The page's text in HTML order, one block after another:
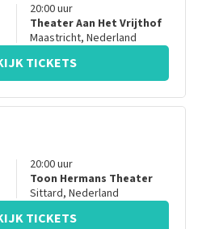
20:00uur
Theater Aan Het Vrijthof
Maastricht, Nederland
TICKETS
20:00uur
Toon Hermans Theater
Sittard, Nederland
TICKETS